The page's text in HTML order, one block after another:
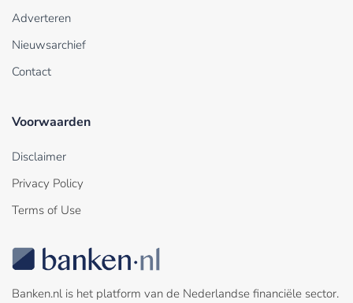
Adverteren
Nieuwsarchief
Contact
Voorwaarden
Disclaimer
Privacy Policy
Terms of Use
Banken.nl is het platform van de Nederlandse financiële sector.